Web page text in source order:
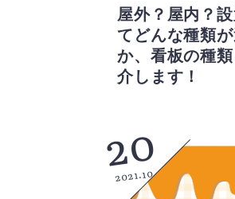
屋外？屋内？
てどんな種類
か、看板の種
介します！
20
2021.10